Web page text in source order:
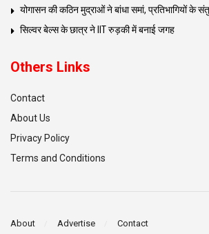
योगासन की कठिन मुद्राओं ने बांधा समां, प्रतिभागियों के
सिल्वर बेल्स के छात्र ने IIT रुड़की में बनाई जगह
Others Links
Contact
About Us
Privacy Policy
Terms and Conditions
About Advertise Contact